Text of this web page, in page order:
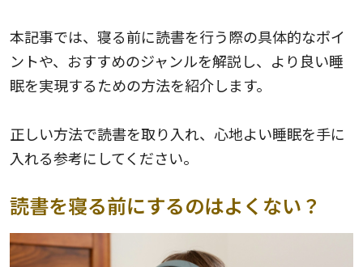
本記事では、寝る前に読書を行う際の具体的なポイ
ントや、おすすめのジャンルを解説し、より良い睡
眠を実現するための方法を紹介します。
正しい方法で読書を取り入れ、心地よい睡眠を手に
入れる参考にしてください。
読書を寝る前にするのはよくない？